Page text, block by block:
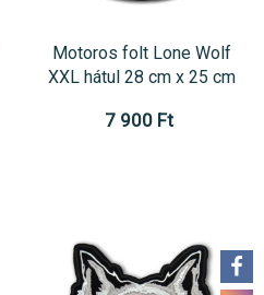
Motoros folt Lone Wolf
XXL hátul 28 cm x 25 cm
7 900 Ft